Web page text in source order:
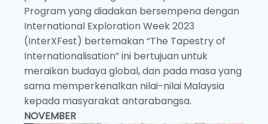
Program yang diadakan bersempena dengan
International Exploration Week 2023
(InterXFest) bertemakan “The Tapestry of
Internationalisation” ini bertujuan untuk
meraikan budaya global, dan pada masa yang
sama memperkenalkan nilai-nilai Malaysia
kepada masyarakat antarabangsa.
NOVEMBER